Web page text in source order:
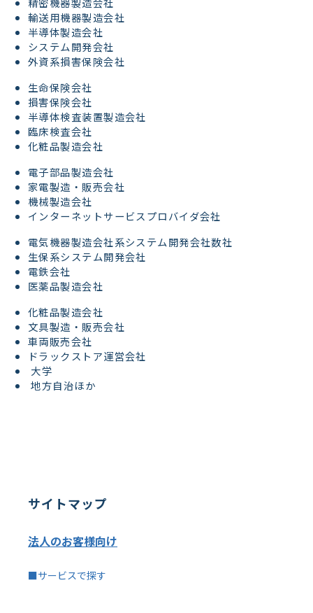
輸送用機器製造会社
半導体製造会社
システム開発会社
外資系損害保険会社
生命保険会社
損害保険会社
半導体検査装置製造会社
臨床検査会社
化粧品製造会社
電子部品製造会社
家電製造・販売会社
機械製造会社
インターネットサービスプロバイダ会社
電気機器製造会社系システム開発会社数社
生保系システム開発会社
電鉄会社
医薬品製造会社
化粧品製造会社
文具製造・販売会社
車両販売会社
ドラックストア運営会社
大学
地方自治ほか
サイトマップ
法人のお客様向け
■サービスで探す